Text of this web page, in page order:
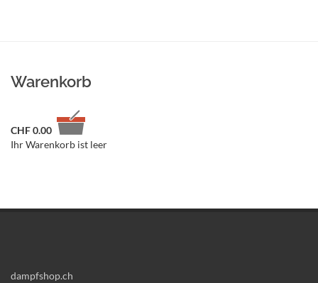
Warenkorb
CHF0.00
Ihr Warenkorb ist leer
dampfshop.ch